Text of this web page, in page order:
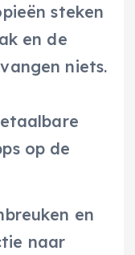
steken
en de
niets.
op de
en
naar